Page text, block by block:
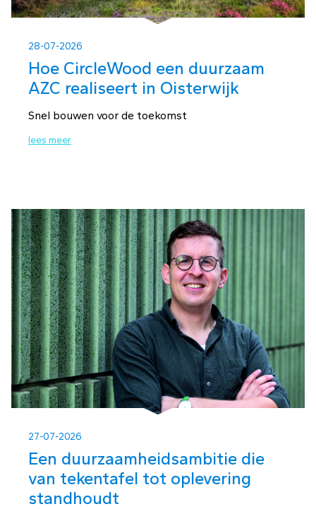
28-07-2026
Hoe CircleWood een duurzaam
AZC realiseert in Oisterwijk
Snel bouwen voor de toekomst
lees meer
27-07-2026
Een duurzaamheidsambitie die
van tekentafel tot oplevering
standhoudt